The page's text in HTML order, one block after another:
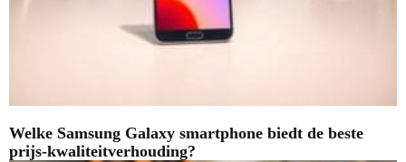
Welke Samsung Galaxy smartphone biedt de beste
prijs-kwaliteitverhouding?